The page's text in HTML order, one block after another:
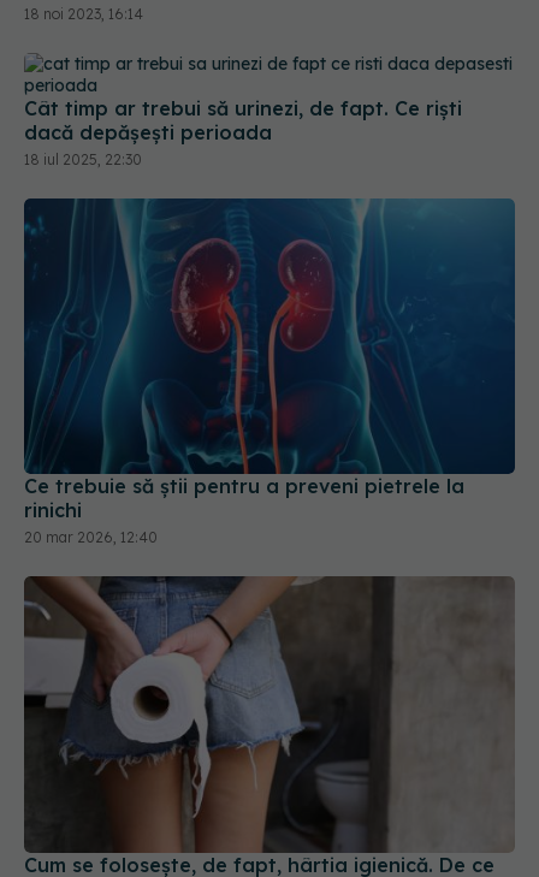
Cât timp ar trebui să urinezi, de fapt. Ce riști
18 iul 2025, 22:30
Ce trebuie să știi pentru a preveni pietrele la
rinichi
20 mar 2026, 12:40
Cum se folosește, de fapt, hârtia igienică. De ce
contează numărul de foi și cum te poți îmbolnăvi
dacă folosești greșit hârtia igienică
24 noi 2023, 20:04